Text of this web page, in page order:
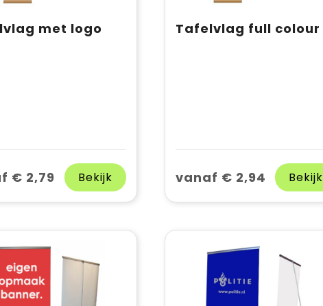
met logo
€ 2,79 Bekijk
Tafelvlag full colour
vanaf € 2,94 Bekijk